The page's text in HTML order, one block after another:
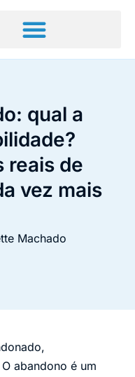
qual a
reais de
vez mais
Machado
abandono é um